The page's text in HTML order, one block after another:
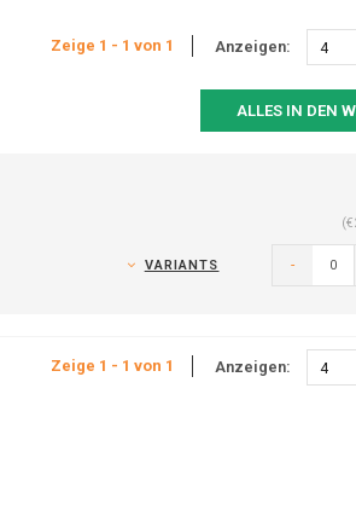
Zeige 1 - 1 von 1 Anzeigen: 4
ALLES IN DEN
VARIANTS -
Zeige 1 - 1 von 1 Anzeigen: 4